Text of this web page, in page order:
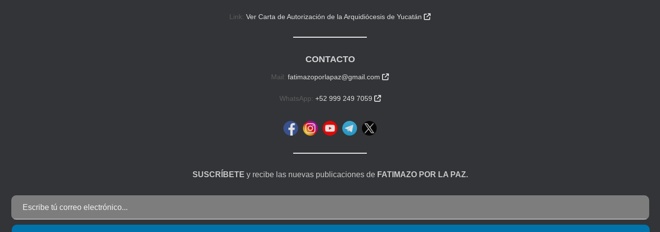
Link: Ver Carta de Autorización de la Arquidiócesis de Yucatán 
CONTACTO
Mail: fatimazoporlapaz@gmail.com 
WhatsApp: +52 999 249 7059 
SUSCRÍBETE y recibe las nuevas publicaciones de FATIMAZO POR LA PAZ.